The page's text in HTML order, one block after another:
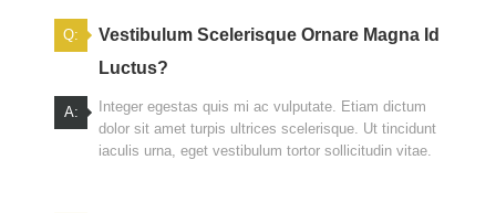
Q:
Vestibulum Scelerisque Ornare Magna Id
Luctus?
A:
Integer egestas quis mi ac vulputate. Etiam dictum
dolor sit amet turpis ultrices scelerisque. Ut tincidunt
iaculis urna, eget vestibulum tortor sollicitudin vitae.